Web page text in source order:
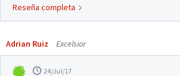
Reseña completa
Adrian Ruiz Excelsior
24/Jul/17